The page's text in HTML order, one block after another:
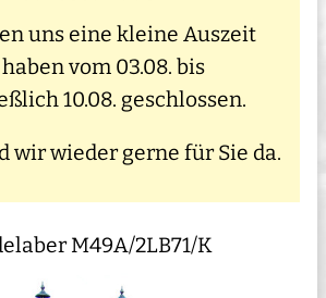
uns eine kleine Auszeit
vom 03.08. bis
10.08. geschlossen.
wir wieder gerne für Sie da.
M49A/2LB71/K